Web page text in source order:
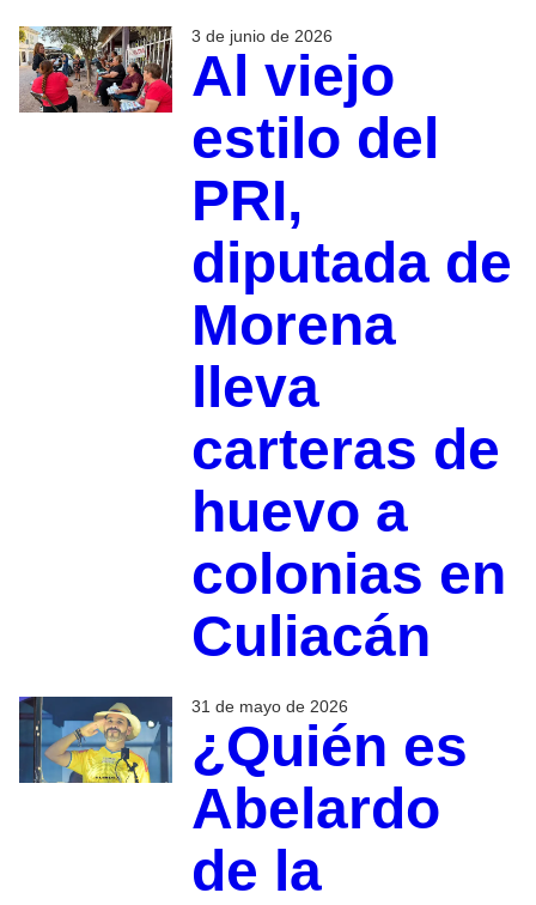
3 de junio de 2026
Al viejo
estilo del
PRI,
diputada de
Morena
lleva
carteras de
huevo a
colonias en
Culiacán
31 de mayo de 2026
¿Quién es
Abelardo
de la